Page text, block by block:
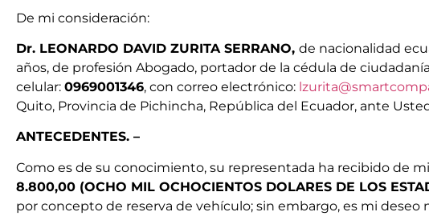
De mi consideración:
Dr. LEONARDO DAVID ZURITA SERRANO, de nacionalidad
años, de profesión Abogado, portador de la cédula de ciudadanía
celular: 0969001346, con correo electrónico:
Quito, Provincia de Pichincha, República del Ecuador, ante
ANTECEDENTES. –
Como es de su conocimiento, su representada ha recibido de
8.800,00 (OCHO MIL OCHOCIENTOS DOLARES DE LOS
por concepto de reserva de vehículo; sin embargo, es mi deseo